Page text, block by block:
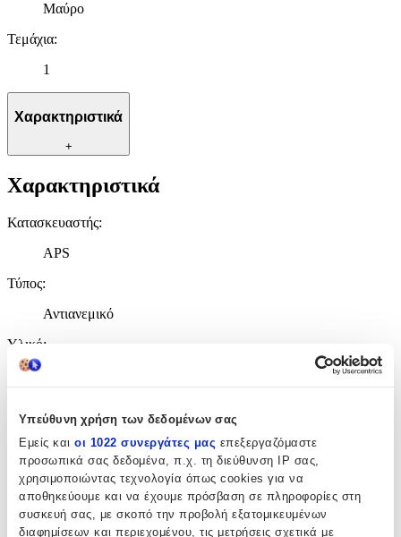
Υπεύθυνη χρήση των δεδομένων σας
Εμείς και οι 1022 συνεργάτες μας επεξεργαζόμαστε
προσωπικά σας δεδομένα, π.χ. τη διεύθυνση IP σας,
χρησιμοποιώντας τεχνολογία όπως cookies για να
αποθηκεύουμε και να έχουμε πρόσβαση σε πληροφορίες στη
συσκευή σας, με σκοπό την προβολή εξατομικευμένων
διαφημίσεων και περιεχομένου, τις μετρήσεις σχετικά με
Μαύρο
Τεμάχια:
1
Χαρακτηριστικά
+
Χαρακτηριστικά
Κατασκευαστής:
APS
Τύπος:
Αντιανεμικό
Υλικό:
Τεμάχια:
1